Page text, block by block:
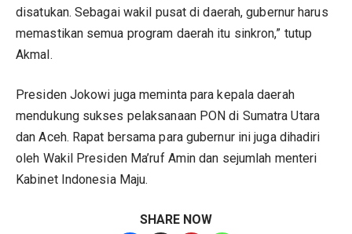
disatukan. Sebagai wakil pusat di daerah, gubernur harus
memastikan semua program daerah itu sinkron,” tutup
Akmal.
Presiden Jokowi juga meminta para kepala daerah
mendukung sukses pelaksanaan PON di Sumatra Utara
dan Aceh. Rapat bersama para gubernur ini juga dihadiri
oleh Wakil Presiden Ma’ruf Amin dan sejumlah menteri
Kabinet Indonesia Maju.
SHARE NOW